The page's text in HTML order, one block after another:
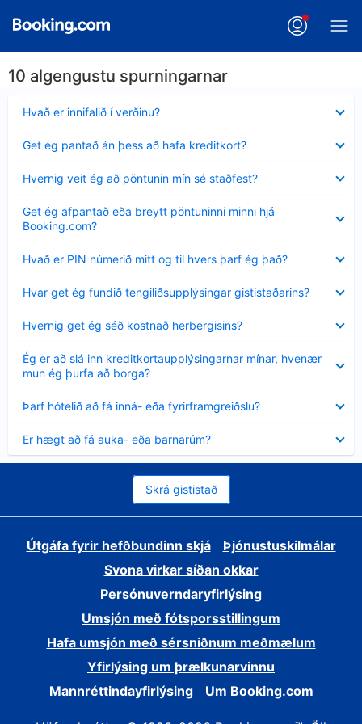
10 algengustu spurningarnar
Hvað er innifalið í verðinu?
sýnt
Get ég pantað án þess að hafa kreditkort?
sýnt
Hvernig veit ég að pöntunin mín sé staðfest?
sýnt
Get ég afpantað eða breytt pöntuninni minni hjá
Booking.com?
sýnt
Hvað er PIN númerið mitt og til hvers þarf ég það?
sýnt
Hvar get ég fundið tengiliðsupplýsingar gististaðarins?
sýnt
Hvernig get ég séð kostnað herbergisins?
sýnt
Ég er að slá inn kreditkortaupplýsingarnar mínar, hvenær
mun ég þurfa að borga?
Minna
sýnt
Þarf hótelið að fá inná- eða fyrirframgreiðslu?
sýnt
Er hægt að fá auka- eða barnarúm?
sýnt
Skrá gististað
Útgáfa fyrir hefðbundinn skjá
Þjónustuskilmálar
Svona virkar síðan okkar
Persónuverndaryfirlýsing
Umsjón með fótsporsstillingum
Hafa umsjón með sérsniðnum meðmælum
Yfirlýsing um þrælkunarvinnu
Mannréttindayfirlýsing
Um Booking.com